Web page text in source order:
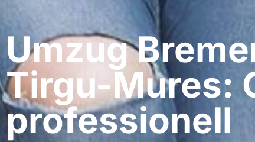
Umzug
Tirgu-Mures:
professionell​